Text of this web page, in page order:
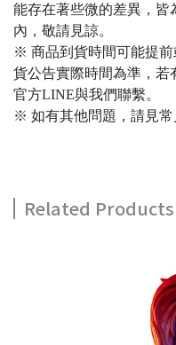
能存在著些微的差異，皆
內，敬請見諒。
※ 商品到貨時間可能提
貨公告實際時間為準，
官方LINE與我們聯繫。
※ 如有其他問題，請見常
Related Products